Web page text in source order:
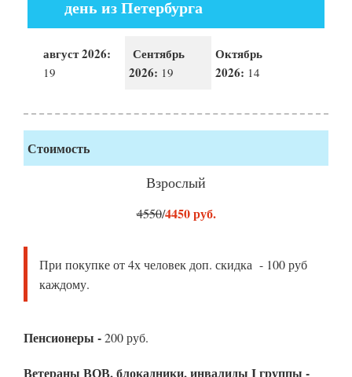
день из Петербурга
август 2026:
19
Сентябрь
2026: 19
Октябрь
2026: 14
Стоимость
Взрослый
4550/4450 руб.
При покупке от 4х человек доп. скидка - 100 руб
каждому.
Пенсионеры -200 руб.
Ветераны ВОВ, блокадники, инвалиды I группы -